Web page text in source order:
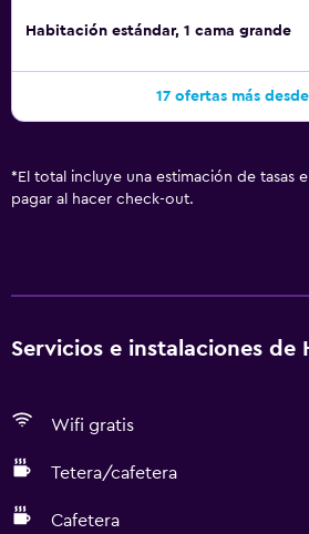
Habitación estándar, 1 cama grande
17 ofertas más
* El total incluye una estimación de tasas
pagar al hacer check-out.
Servicios e instalaciones de
Wifi gratis
Tetera/cafetera
Cafetera